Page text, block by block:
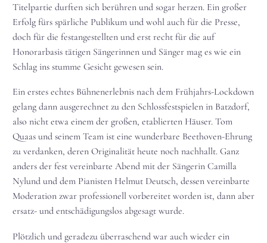
Titelpartie durften sich berühren und sogar herzen. Ein großer
Erfolg fürs spärliche Publikum und wohl auch für die Presse,
doch für die festangestellten und erst recht für die auf
Honorarbasis tätigen Sängerinnen und Sänger mag es wie ein
Schlag ins stumme Gesicht gewesen sein.
Ein erstes echtes Bühnenerlebnis nach dem Frühjahrs-Lockdown
gelang dann ausgerechnet zu den Schlossfestspielen in Batzdorf,
also nicht etwa einem der großen, etablierten Häuser. Tom
Quaas und seinem Team ist eine wunderbare Beethoven-Ehrung
zu verdanken, deren Originalität heute noch nachhallt. Ganz
anders der fest vereinbarte Abend mit der Sängerin Camilla
Nylund und dem Pianisten Helmut Deutsch, dessen vereinbarte
Moderation zwar professionell vorbereitet worden ist, dann aber
ersatz- und entschädigungslos abgesagt wurde.
Plötzlich und geradezu überraschend war auch wieder ein